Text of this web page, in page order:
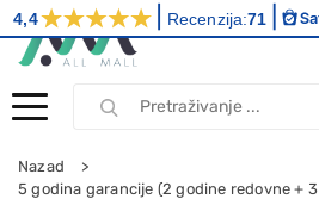
Nazad
5 godina garancije (2 godine redovne +
4,4 Recenzija:71